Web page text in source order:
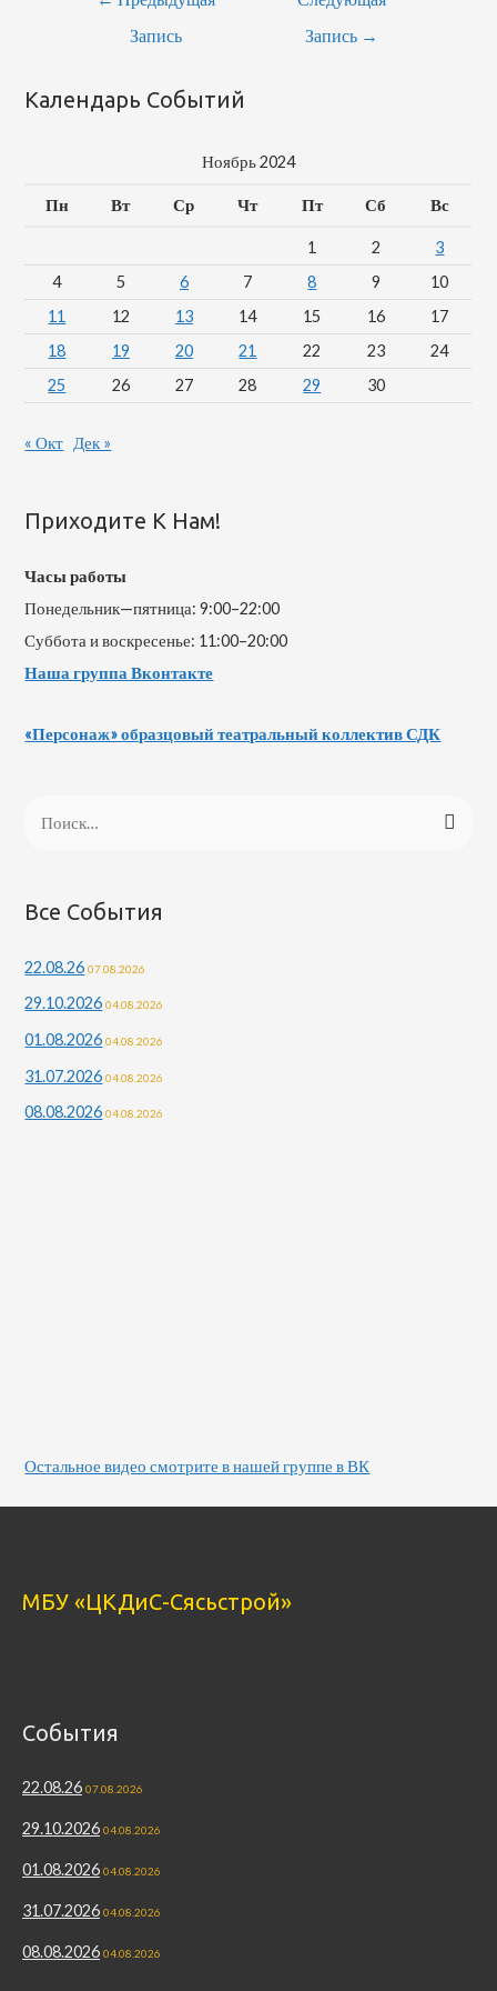
Запись
Запись →
Календарь Событий
Ноябрь 2024
Пн Вт Ср Чт Пт Сб Вс
1 2
3
4
5 6 7 8 9
10
11
12 13 14 15 16
17
18
19 20 21 22 23
24
25
26 27 28 29 30
« Окт Дек »
Приходите К Нам!
Часы работы
Понедельник—пятница: 9:00–22:00
Суббота и воскресенье: 11:00–20:00
Наша группа Вконтакте
«Персонаж» образцовый театральный коллектив СДК
т
:
Все События
22.08.26 07.08.2026
29.10.2026 04.08.2026
01.08.2026 04.08.2026
31.07.2026 04.08.2026
08.08.2026 04.08.2026
Остальное видео смотрите в нашей группе в ВК
МБУ «ЦКДиС-Сясьстрой»
События
22.08.26 07.08.2026
29.10.2026 04.08.2026
01.08.2026 04.08.2026
31.07.2026 04.08.2026
08.08.2026 04.08.2026